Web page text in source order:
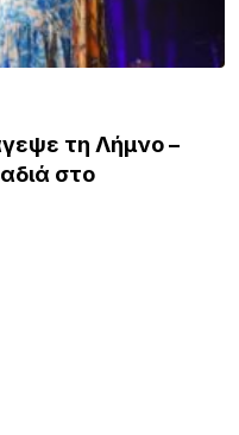
τη Λήμνο –
στο